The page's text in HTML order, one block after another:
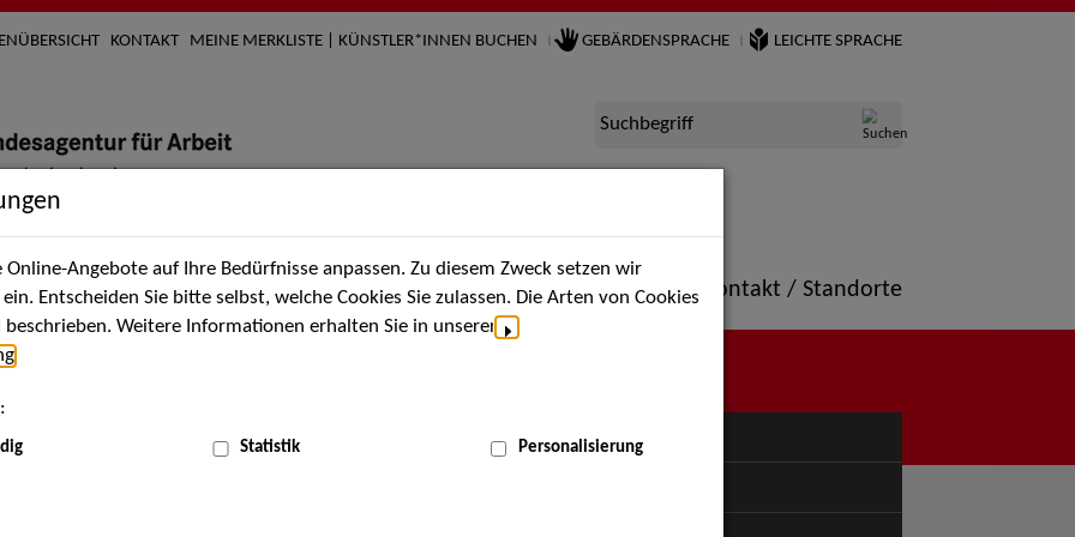
KONTAKT MEINE MERKLISTE | KÜNSTLER*INNEN BUCHEN GEBÄRDENSPRACHE LEICHTE SPRACHE
Suchbegriff
Künstler*innen Über uns Aktuelles Termine Portfolio Kontakt / Standorte
MENÜ
Angebote auf Ihre Bedürfnisse anpassen. Zu diesem Zweck setzen wir
Entscheiden Sie bitte selbst, welche Cookies Sie zulassen. Die Arten von Cookies
Weitere Informationen erhalten Sie in unserer
Statistik Personalisierung